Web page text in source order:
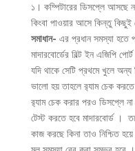
১। কম্পিটারের ডিসপ্লে আসছে
কিংবা পাওয়ার আসে কিন্তু কিছুই
সমাধান- এর প্রধান সমস্যা হতে
মাদারবোর্ডের বিল্ট ইন এজিপি
যদি থাকে সেটি প্রথমে খুলে
ভালো হয় তাহলে র‌্যাম চেক
র‌্যাম চেক করার পরও ডিসপ্লে
টেস্ট করতে হবে মাদারবোর্ড ।
কাজ করছে কিনা তাও নিশ্চিত